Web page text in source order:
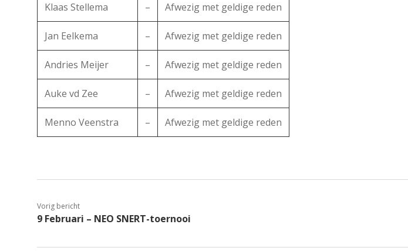
Klaas Stellema – Afwezig met geldige reden
Jan Eelkema – Afwezig met geldige reden
Andries Meijer – Afwezig met geldige reden
Auke vd Zee – Afwezig met geldige reden
Menno Veenstra – Afwezig met geldige reden
Vorig bericht
9 Februari – NEO SNERT-toernooi